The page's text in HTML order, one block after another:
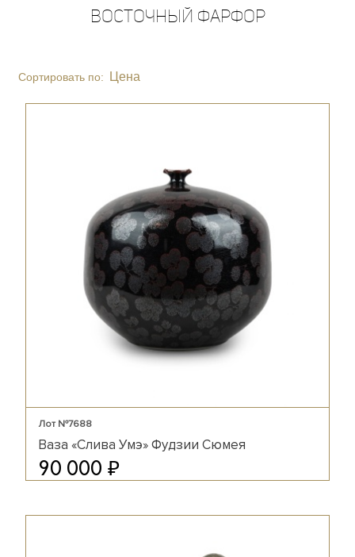
Восточный фарфор
Сортировать по: Цена
Лот №7688
Ваза «Слива Умэ» Фудзии Сюмея
90 000 ₽